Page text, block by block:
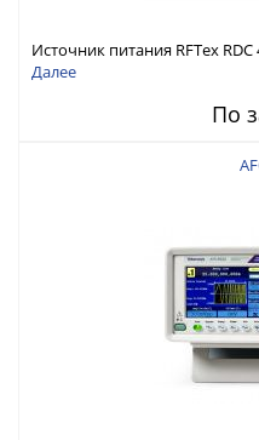
Источник питания RFTex
Далее
По